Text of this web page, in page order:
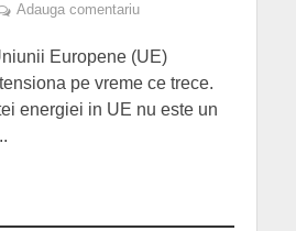
Adauga comentariu
Europene (UE)
pe vreme ce trece.
energiei in UE nu este un